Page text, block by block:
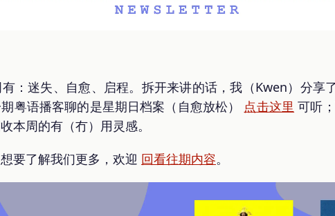
：迷失、自愈、启程。拆开来讲的话，我（Kwen）分享
粤语播客聊的是星期日档案（自愈放松） 点击这里 可听
本周的有（冇）用灵感。
要了解我们更多，欢迎 回看往期内容。